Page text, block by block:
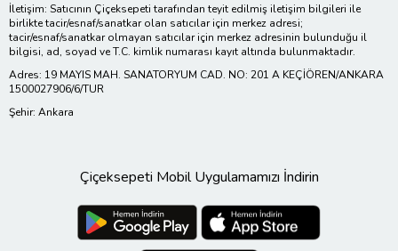
İletişim: Satıcının Çiçeksepeti tarafından teyit edilmiş iletişim bilgileri ile
birlikte tacir/esnaf/sanatkar olan satıcılar için merkez adresi;
tacir/esnaf/sanatkar olmayan satıcılar için merkez adresinin bulunduğu il
bilgisi, ad, soyad ve T.C. kimlik numarası kayıt altında bulunmaktadır.
Adres: 19 MAYIS MAH. SANATORYUM CAD. NO: 201 A KEÇİÖREN/ANKARA
1500027906/6/TUR
Şehir: Ankara
Çiçeksepeti Mobil Uygulamamızı İndirin